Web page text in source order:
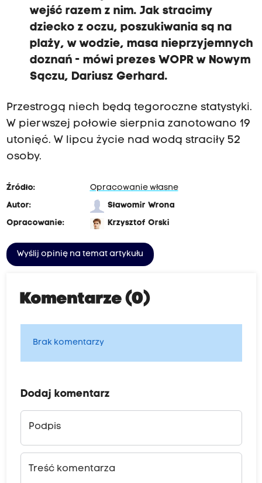
wejść razem z nim. Jak stracimy
dziecko z oczu, poszukiwania są na
plaży, w wodzie, masa nieprzyjemnych
doznań - mówi prezes WOPR w Nowym
Sączu, Dariusz Gerhard.
Przestrogą niech będą tegoroczne statystyki.
W pierwszej połowie sierpnia zanotowano 19
utonięć. W lipcu życie nad wodą straciły 52
osoby.
Źródło:
Opracowanie własne
Autor:
Sławomir Wrona
Opracowanie:
Krzysztof Orski
Wyślij opinię na temat artykułu
Komentarze (0)
Brak komentarzy
Dodaj komentarz
Podpis
Treść komentarza